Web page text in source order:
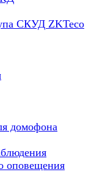
СКУД ZKTeco
домофона
оповещения